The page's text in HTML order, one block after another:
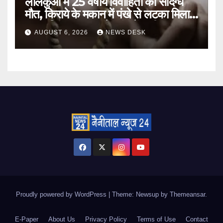
मौत, किराये के मकान में पंखे से लटका मिला
शव; पुलिस हर पहलू से जांच में जुटी
AUGUST 6, 2026 NEWS DESK
Proudly powered by WordPress Theme: Newsup by Themeansar.
E-Paper About Us Privacy Policy Terms of Use Contact